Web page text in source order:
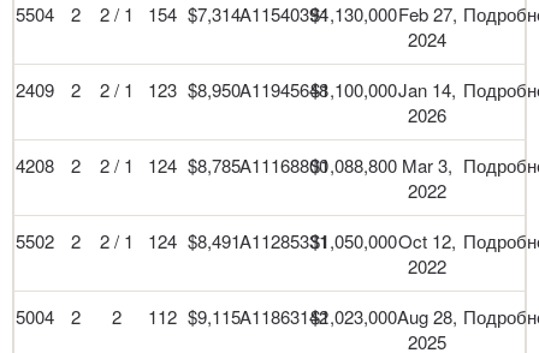
5504 2 2 / 1 154 $7,314A11540394$1,130,000Feb 27,
2024
2409 2 2 / 1 123 $8,950A11945648$1,100,000Jan 14,
2026
4208 2 2 / 1 124 $8,785A11168800$1,088,800 Mar 3,
2022
5502 2 2 / 1 124 $8,491A11285331$1,050,000Oct 12,
2022
5004 2 2 112 $9,115A11863142$1,023,000Aug 28,
2025